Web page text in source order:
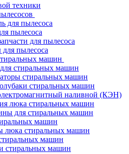
техники
для пылесоса
пылесоса
для пылесоса
пылесоса
машин
стиральных машин
стиральных машин
стиральных машин
наливной (КЭН)
люка стиральных машин
для стиральных машин
машин
люка стиральных машин
машин
стиральных машин